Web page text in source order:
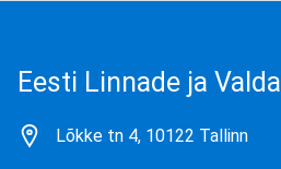
Eesti Linnade ja
Lõkke tn 4, 10122 Tallinn